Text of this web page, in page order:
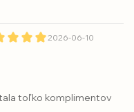
2026-06-10
toľko komplimentov